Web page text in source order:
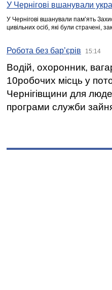
У Чернігові вшанували
У Чернігові вшанували пам’ять
цивільних осіб, які були страчені,
Робота без бар’єрів 15:14
Водій, охоронник,
10робочих місць у
Чернігівщини для
програми служби